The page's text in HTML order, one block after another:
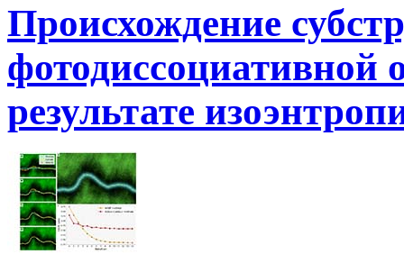
Происхождение
фотодиссоциативной
результате